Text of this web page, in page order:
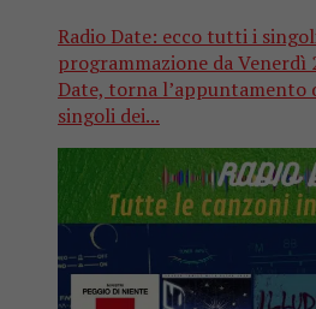
Radio Date: ecco tutti i
programmazione da Venerdì
Date, torna l’appuntamento
singoli dei...